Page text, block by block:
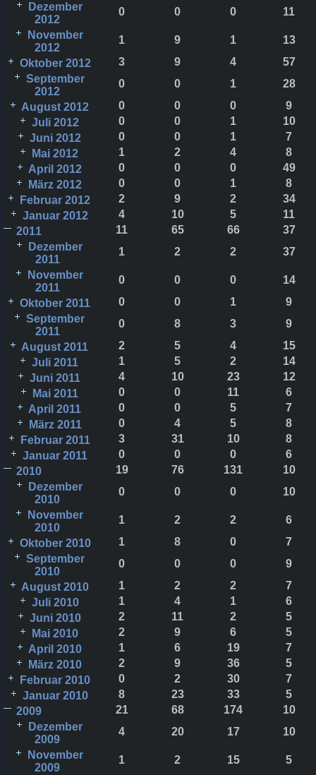
Dezember
2012
0 0 0
11
November
2012
1 9 1
13
Oktober 2012
3 9 4
57
September
2012
0 0 1
28
August 2012
0 0 0
9
Juli 2012
0 0 1
10
Juni 2012
0 0 1
7
Mai 2012
1 2 4
8
April 2012
0 0 0
49
März 2012
0 0 1
8
Februar 2012
2 9 2
34
Januar 2012
4 10 5
11
2011
11 65 66
37
Dezember
2011
1 2 2
37
November
2011
0 0 0
14
Oktober 2011
0 0 1
9
September
2011
0 8 3
9
August 2011
2 5 4
15
Juli 2011
1 5 2
14
Juni 2011
4 10 23
12
Mai 2011
0 0 11
6
April 2011
0 0 5
7
März 2011
0 4 5
8
Februar 2011
3 31 10
8
Januar 2011
0 0 0
6
2010
19 76 131
10
Dezember
2010
0 0 0
10
November
2010
1 2 2
6
Oktober 2010
1 8 0
7
September
2010
0 0 0
9
August 2010
1 2 2
7
Juli 2010
1 4 1
6
Juni 2010
2 11 2
5
Mai 2010
2 9 6
5
April 2010
1 6 19
7
März 2010
2 9 36
5
Februar 2010
0 2 30
7
Januar 2010
8 23 33
5
2009
21 68 174
10
Dezember
2009
4 20 17
10
November
2009
1 2 15
5